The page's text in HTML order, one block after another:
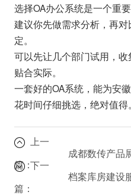
选择OA办公系统是一个重要
建议你先做需求分析，再
定。
可以先让几个部门试用，
贴合实际。
一套好的OA系统，能为安
花时间仔细挑选，绝对值得。
上一
篇：下一
篇：